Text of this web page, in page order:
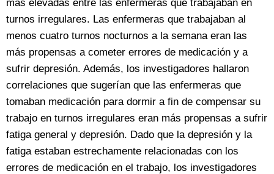
más elevadas entre las enfermeras que trabajaban en
turnos irregulares. Las enfermeras que trabajaban al
menos cuatro turnos nocturnos a la semana eran las
más propensas a cometer errores de medicación y a
sufrir depresión. Además, los investigadores hallaron
correlaciones que sugerían que las enfermeras que
tomaban medicación para dormir a fin de compensar su
trabajo en turnos irregulares eran más propensas a sufrir
fatiga general y depresión. Dado que la depresión y la
fatiga estaban estrechamente relacionadas con los
errores de medicación en el trabajo, los investigadores